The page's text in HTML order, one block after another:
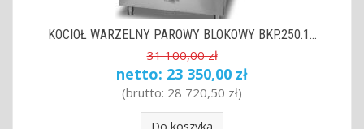
KOCIOŁ WARZELNY PAROWY BLOKOWY BKP.250.1...
31 100,00 zł
netto: 23 350,00 zł
(brutto: 28 720,50 zł)